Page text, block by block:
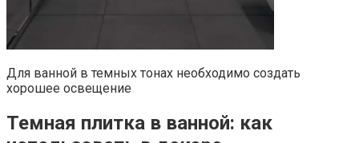
Для ванной в темных тонах необходимо создать
хорошее освещение
Темная плитка в ванной: как